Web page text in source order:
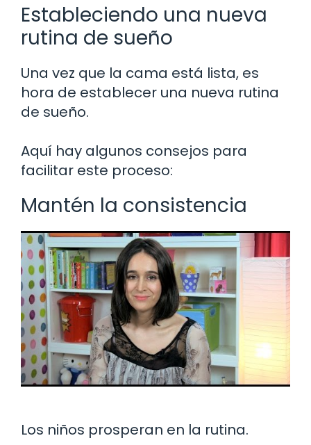
Estableciendo una nueva
rutina de sueño
Una vez que la cama está lista, es
hora de establecer una nueva rutina
de sueño.
Aquí hay algunos consejos para
facilitar este proceso:
Mantén la consistencia
Los niños prosperan en la rutina.